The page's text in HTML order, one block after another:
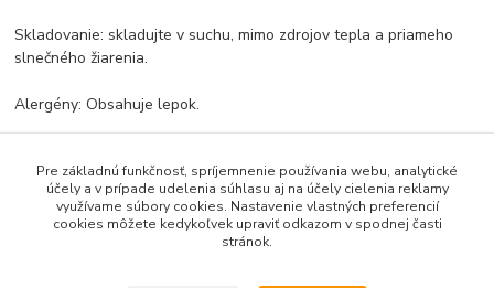
Skladovanie: skladujte v suchu, mimo zdrojov tepla a priameho
slnečného žiarenia.
Alergény: Obsahuje lepok.
Tovar zaradený v kategóriách
Sladké a slané pochúťky
Pre základnú funkčnosť, spríjemnenie používania webu, analytické
účely a v prípade udelenia súhlasu aj na účely cielenia reklamy
využívame súbory cookies. Nastavenie vlastných preferencií
cookies môžete kedykoľvek upraviť odkazom v spodnej časti
stránok.